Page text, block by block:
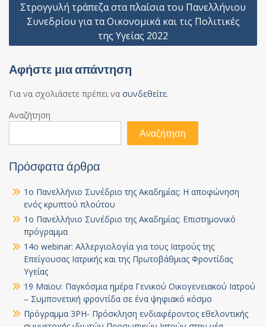
Στρογγυλή τράπεζα στα πλαίσια του Πανελλήνιου
Συνεδρίου για τα Οικονομικά και τις Πολιτικές
της Υγείας 2022
Αφήστε μια απάντηση
Για να σχολιάσετε πρέπει να συνδεθείτε.
Αναζήτηση
Αναζήτηση
Πρόσφατα άρθρα
1ο Πανελλήνιο Συνέδριο της Ακαδημίας: Η αποφώνηση
ενός κρυπτού πλούτου
1ο Πανελλήνιο Συνέδριο της Ακαδημίας: Επιστημονικό
πρόγραμμα
14ο webinar: Αλλεργιολογία για τους Ιατρούς της
Επείγουσας Ιατρικής και της Πρωτοβάθμιας Φροντίδας
Υγείας
19 Μαϊου: Παγκόσμια ημέρα Γενικού Οικογενειακού Ιατρού
– Συμπονετική φροντίδα σε ένα ψηφιακό κόσμο
Πρόγραμμα 3PH- Πρόσκληση ενδιαφέροντος εθελοντικής